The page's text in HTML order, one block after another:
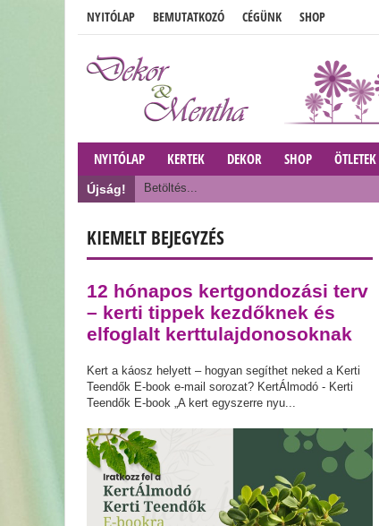
NYITÓLAP BEMUTATKOZÓ CÉGÜNK SHOP
NYITÓLAP KERTEK DEKOR SHOP ÖTLETEK
Újság! Betöltés...
KIEMELT BEJEGYZÉS
12 hónapos kertgondozási terv
– kerti tippek kezdőknek és
elfoglalt kerttulajdonosoknak
Kert a káosz helyett – hogyan segíthet neked a Kerti
Teendők E-book e-mail sorozat? KertÁlmodó - Kerti
Teendők E-book „A kert egyszerre nyu...